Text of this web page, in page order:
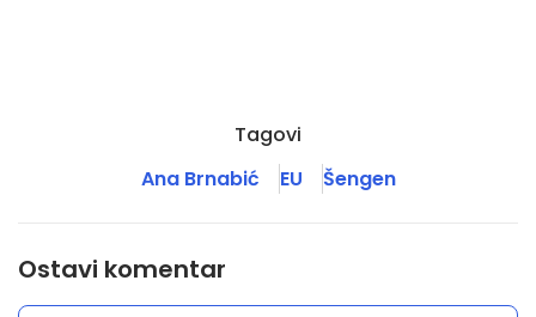
Tagovi
Ana Brnabić
EU Šengen
Ostavi komentar